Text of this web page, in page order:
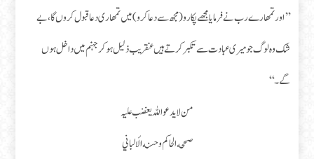
’’اور تمھارے رب نے فرمایا مجھے پکارو (مجھ سے دعا کرو) میں تمھاری دعا قبول کروں گا، بے
شک وہ لوگ جو میری عبادت سے تکبرکرتے ہیں عنقریب ذلیل ہو کر جہنم میں داخل ہوں
گے۔‘‘
من لا یدعو اللہ یغضب علیہ
صححه الحاكم وحسنه الألباني